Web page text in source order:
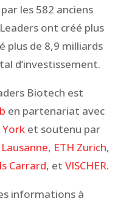
les 582 anciens
ont créé plus
plus de 8,9 milliards
d’investissement.
Biotech est
en partenariat avec
et soutenu par
Lausanne, ETH Zurich,
Carrard, et VISCHER.
informations à